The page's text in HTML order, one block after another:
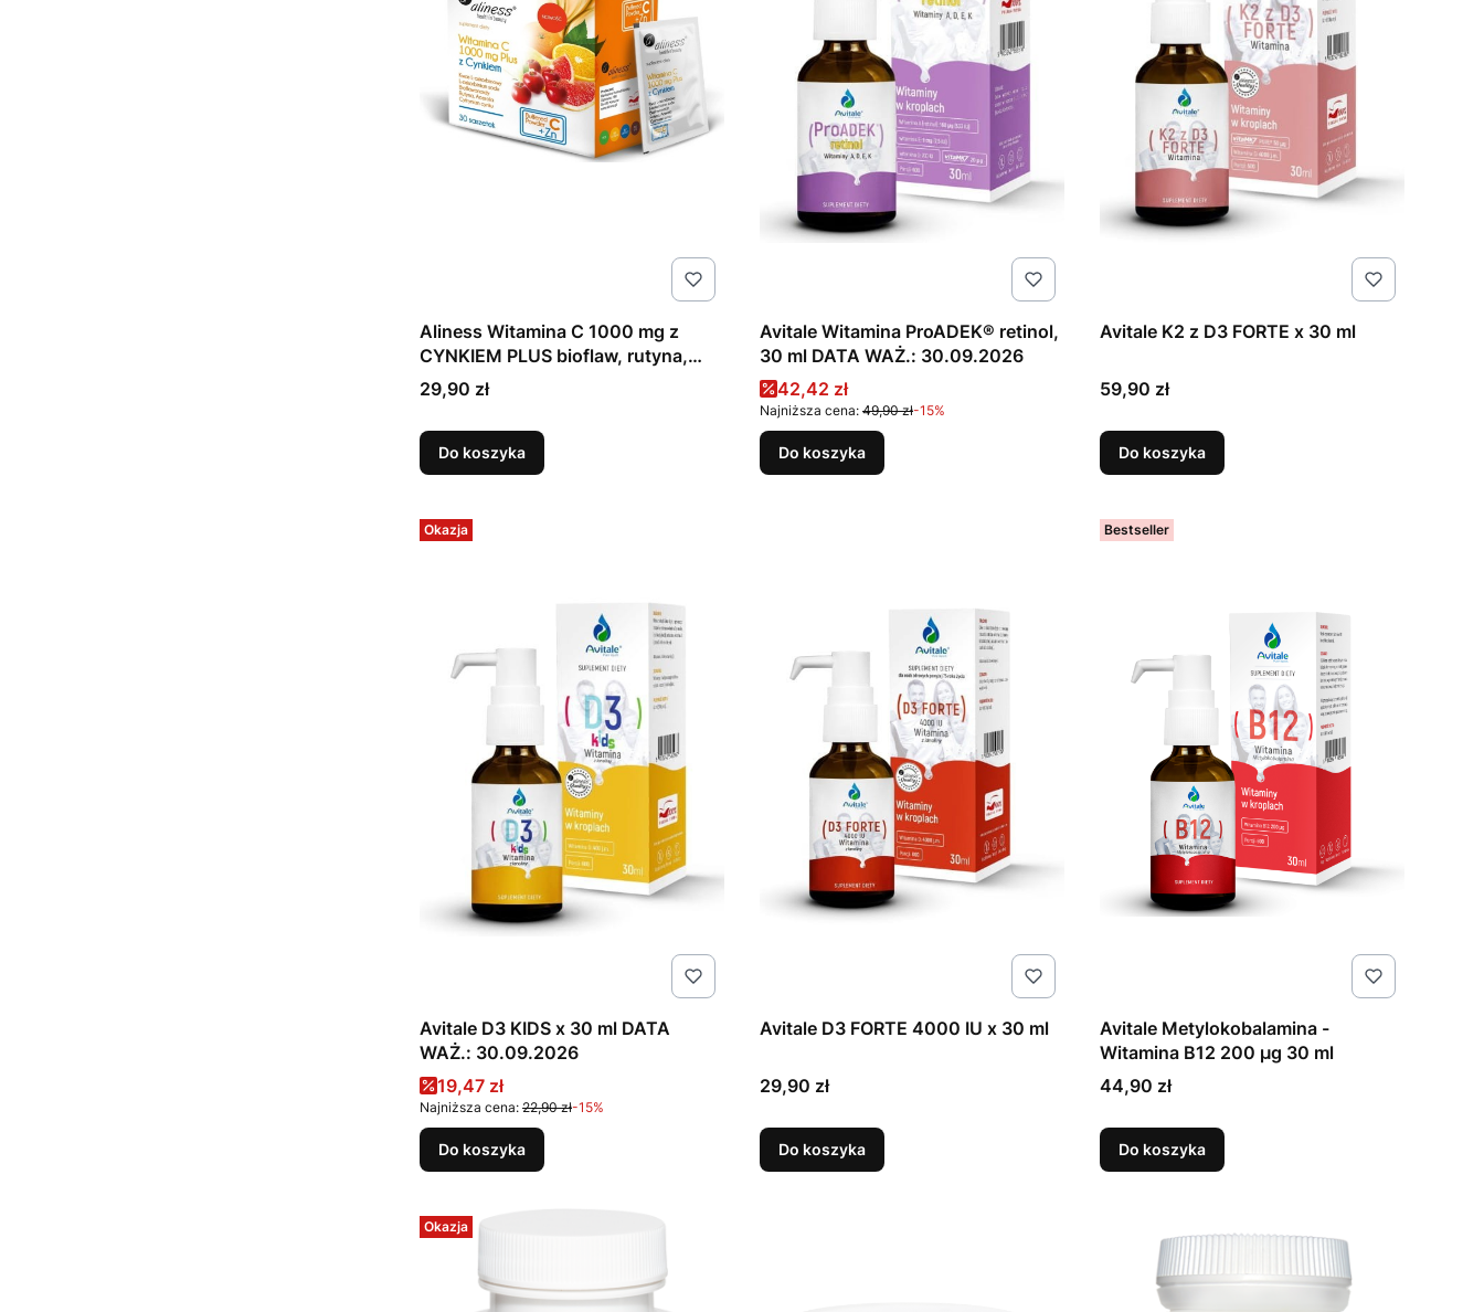
Aliness Witamina C 1000 mg z
CYNKIEM PLUS bioflaw, rutyna,
acer. x 30 saszetek
Cena
29,90 zł
Do koszyka
Avitale Witamina ProADEK® retinol,
30 ml DATA WAŻ.: 30.09.2026
Cena promocyjna
42,42 zł
Najniższa cena: 49,90 zł-15%
Do koszyka
Avitale K2 z D3 FORTE x 30 ml
Cena
59,90 zł
Do koszyka
Okazja
Avitale D3 KIDS x 30 ml DATA
WAŻ.: 30.09.2026
Cena promocyjna
19,47 zł
Najniższa cena: 22,90 zł-15%
Do koszyka
Avitale D3 FORTE 4000 IU x 30 ml
Cena
29,90 zł
Do koszyka
Bestseller
Avitale Metylokobalamina -
Witamina B12 200 µg 30 ml
Cena
44,90 zł
Do koszyka
Okazja